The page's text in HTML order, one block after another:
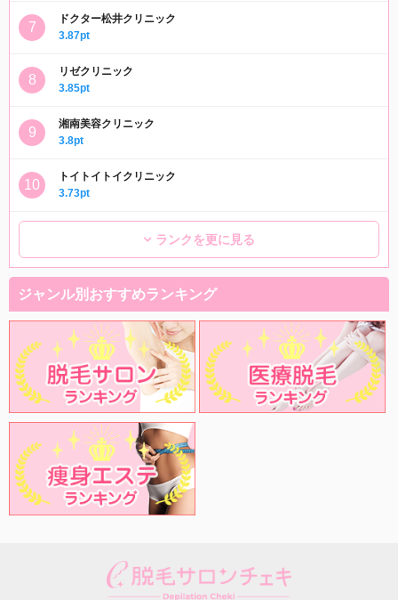
ドクター松井クリニック
3.87pt
リゼクリニック
3.85pt
湘南美容クリニック
3.8pt
トイトイトイクリニック
3.73pt
ランクを更に見る
ジャンル別おすすめランキング